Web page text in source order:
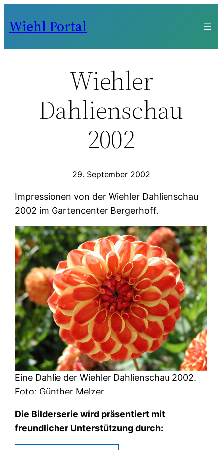
Inhalt
Wiehl Portal
Wiehler
Dahlienschau
2002
29. September 2002
Impressionen von der Wiehler Dahlienschau
2002 im Gartencenter Bergerhoff.
Eine Dahlie der Wiehler Dahlienschau 2002.
Foto: Günther Melzer
Die Bilderserie wird präsentiert mit
freundlicher Unterstützung durch: